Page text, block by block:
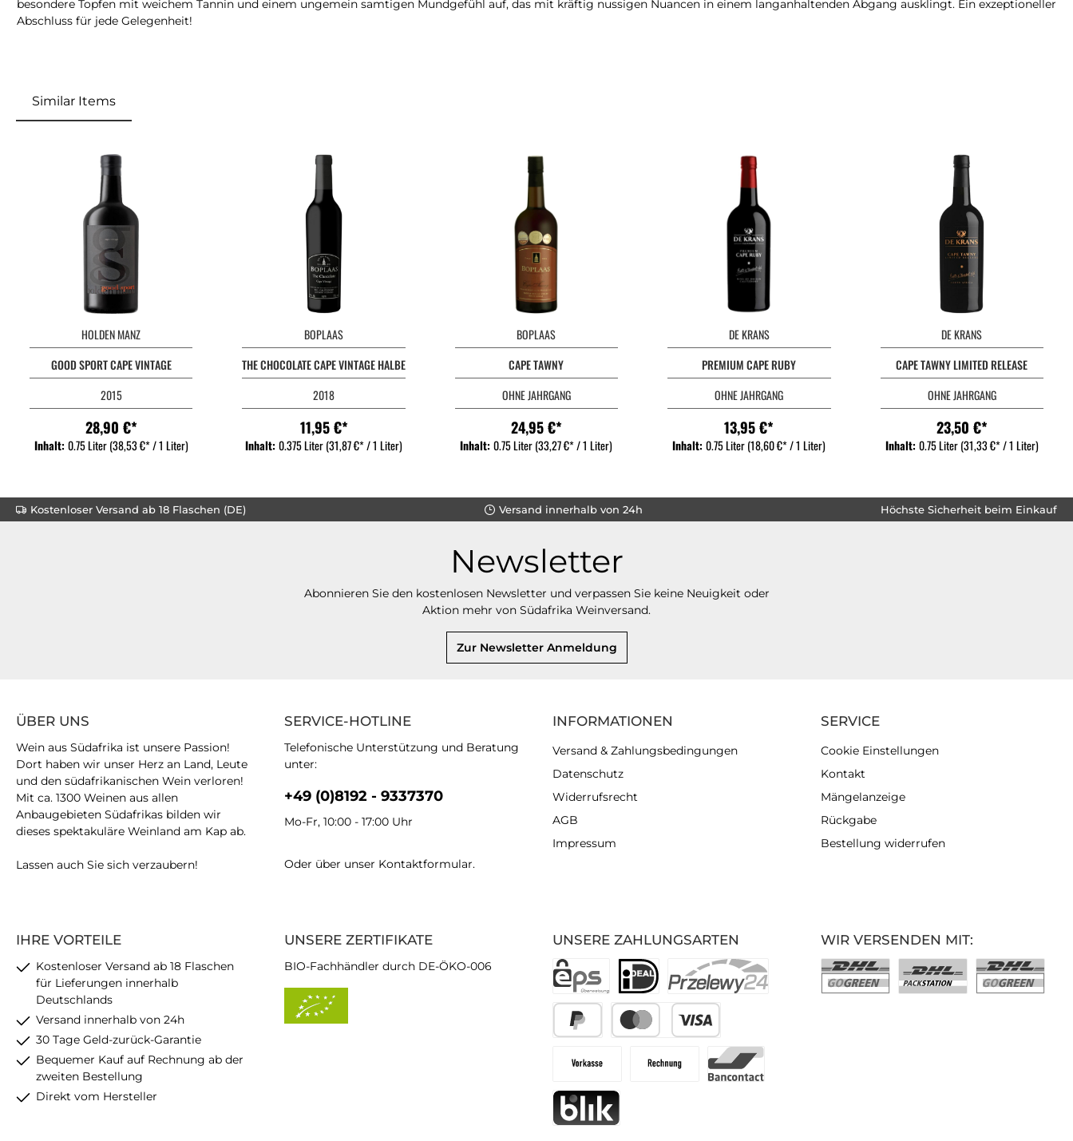
besondere Topfen mit weichem Tannin und einem ungemein samtigen Mundgefühl auf, das mit kräftig nussigen Nuancen in einem langanhaltenden Abgang ausklingt. Ein exzeptioneller
Abschluss für jede Gelegenheit!
Similar Items
HOLDEN MANZ
GOOD SPORT CAPE VINTAGE
2015
28,90 €*
Inhalt: 0.75 Liter(38,53 €* / 1 Liter)
BOPLAAS
THE CHOCOLATE CAPE VINTAGE HALBE FLASCHE
2018
11,95 €*
Inhalt:0.375 Liter(31,87 €* / 1 Liter)
BOPLAAS
CAPE TAWNY
OHNE JAHRGANG
24,95 €*
Inhalt:0.75 Liter(33,27 €* / 1 Liter)
DE KRANS
PREMIUM CAPE RUBY
OHNE JAHRGANG
13,95 €*
Inhalt:0.75 Liter(18,60 €* / 1 Liter)
DE KRANS
CAPE TAWNY LIMITED RELEASE
OHNE JAHRGANG
23,50 €*
Inhalt: 0.75 Liter(31,33 €* / 1 Liter)
Kostenloser Versand ab 18 Flaschen (DE) Versand innerhalb von 24h Höchste Sicherheit beim Einkauf
Newsletter
Abonnieren Sie den kostenlosen Newsletter und verpassen Sie keine Neuigkeit oder
Aktion mehr von Südafrika Weinversand.
Zur Newsletter Anmeldung
SERVICE-HOTLINE
Telefonische Unterstützung und Beratung
unter:
+49 (0)8192 - 9337370
Mo-Fr, 10:00 - 17:00 Uhr
Oder über unser Kontaktformular.
IHRE VORTEILE
Kostenloser Versand ab 18 Flaschen
für Lieferungen innerhalb
Deutschlands
Versand innerhalb von 24h
30 Tage Geld-zurück-Garantie
Bequemer Kauf auf Rechnung ab der
zweiten Bestellung
Direkt vom Hersteller
UNSERE ZAHLUNGSARTEN
ÜBER UNS
Wein aus Südafrika ist unsere Passion!
Dort haben wir unser Herz an Land, Leute
und den südafrikanischen Wein verloren!
Mit ca. 1300 Weinen aus allen
Anbaugebieten Südafrikas bilden wir
dieses spektakuläre Weinland am Kap ab.
Lassen auch Sie sich verzaubern!
UNSERE ZERTIFIKATE
BIO-Fachhändler durch DE-ÖKO-006
INFORMATIONEN
Versand & Zahlungsbedingungen
Datenschutz
Widerrufsrecht
AGB
Impressum
SERVICE
Cookie Einstellungen
Kontakt
Mängelanzeige
Rückgabe
Bestellung widerrufen
WIR VERSENDEN MIT: